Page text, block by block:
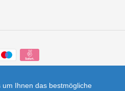
Ihnen das bestmögliche